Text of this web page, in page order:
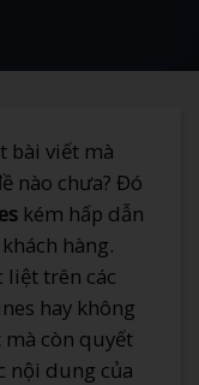
bài viết mà
nào chưa? Đó
kém hấp dẫn
hàng.
liệt trên các
hay không
mà còn quyết
nội dung của